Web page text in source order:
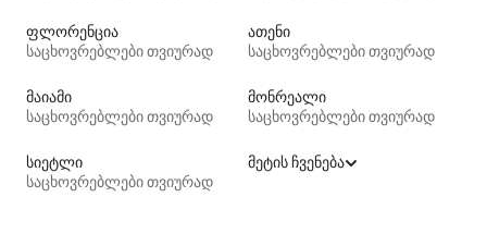
ფლორენცია
საცხოვრებლები თვიურად
ათენი
საცხოვრებლები თვიურად
მაიამი
საცხოვრებლები თვიურად
მონრეალი
საცხოვრებლები თვიურად
სიეტლი
საცხოვრებლები თვიურად
მეტის ჩვენება